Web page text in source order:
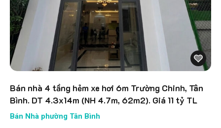
Bán nhà 4 tầng hẻm xe hơi 6m Trường Chinh, Tân
Bình. DT 4.3x14m (NH 4.7m, 62m2). Giá 11 tỷ TL
Bán Nhà phường Tân Bình